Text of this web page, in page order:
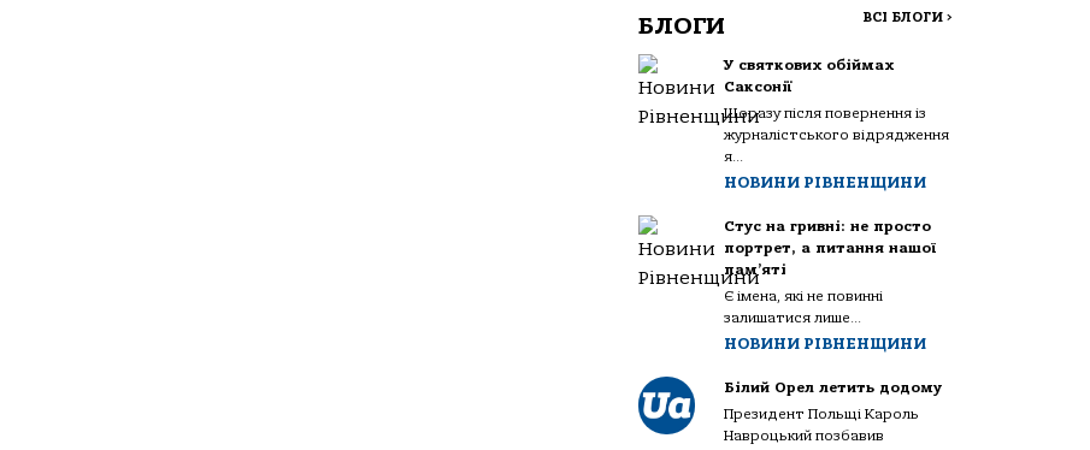
БЛОГИ ВСІ БЛОГИ >
У святкових обіймах
Саксонії
Щоразу після повернення із
журналістського відрядження
я...
НОВИНИ РІВНЕНЩИНИ
Стус на гривні: не просто
портрет, а питання нашої
пам’яті
Є імена, які не повинні
залишатися лише...
НОВИНИ РІВНЕНЩИНИ
Білий Орел летить додому
Президент Польщі Кароль
Навроцький позбавив